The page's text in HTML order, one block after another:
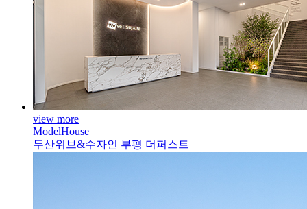
view more
ModelHouse
두산위브&수자인 부평 더퍼스트